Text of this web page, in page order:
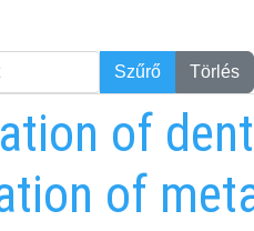
Szűrő Törlés
of
of